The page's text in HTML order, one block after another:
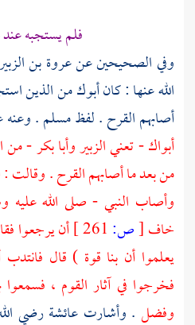
فلم يستجبه
وفي الصحيحين عنعروة بن
الله عنها : كان أبوك من الذين
أصابهم القرح . لفظمسلم.
أبواك - تعنيالزبيروأبا بكر- من
من بعد ما أصابهم القرح . وقالت
وأصاب النبي - صلى الله عليه
خاف[ص:
أن يرجعوا
يعلموا أن بنا قوة ) قال
فخرجوا في آثار القوم ، فسمعوا
وفضل . وأشارت عائشةرضي